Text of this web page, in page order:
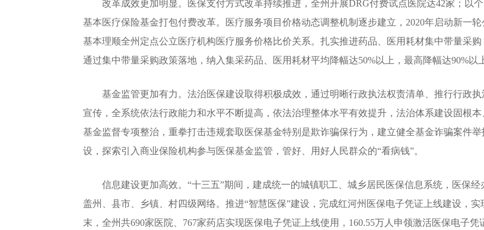
改革成效更加明显。医保支付方式改革持续推进，全州开展DRG付费试点医院达42家；以
基本医疗保险基金打包付费改革。医疗服务项目价格动态调整机制逐步建立，2020年启动新一
基本理顺全州定点公立医疗机构医疗服务价格比价关系。扎实推进药品、医用耗材集中带量采
通过集中带量采购政策落地，纳入集采药品、医用耗材平均降幅达50%以上，最高降幅达90%以
基金监管更加有力。法治医保建设取得积极成效，通过明晰行政执法权责清单、推行行政执
宣传，全系统依法行政能力和水平不断提高，依法治理整体水平有效提升，法治体系建设固根
基金监督专项整治，重拳打击违规套取医保基金特别是欺诈骗保行为，建立健全基金诈骗案件
设，探索引入商业保险机构参与医保基金监管，管好、用好人民群众的“看病钱”。
信息建设更加高效。“十三五”期间，建成统一的城镇职工、城乡居民医保信息系统，医保经
盖州、县市、乡镇、村四级网络。推进“智慧医保”建设，完成红河州医保电子凭证上线建设，
末，全州共690家医院、767家药店实现医保电子凭证上线使用，160.55万人申领激活医保电子